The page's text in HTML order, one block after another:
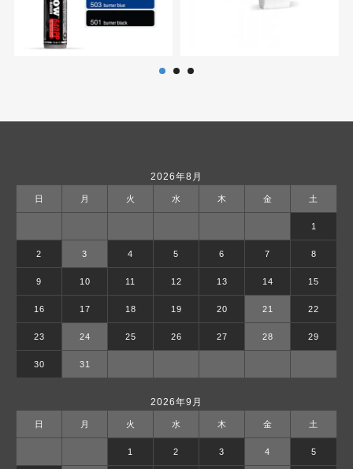
2026年8月
日 月 火 水 木 金 土
1
2 3 4 5 6 7 8
9 10 11 12 13 14 15
16 17 18 19 20 21 22
23 24 25 26 27 28 29
30 31
2026年9月
日 月 火 水 木 金 土
1 2 3 4 5